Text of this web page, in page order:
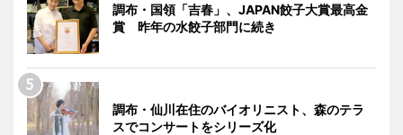
調布・国領「吉春」、JAPAN餃子大賞最高金
賞 昨年の水餃子部門に続き
調布・仙川在住のバイオリニスト、森のテラ
スでコンサートをシリーズ化